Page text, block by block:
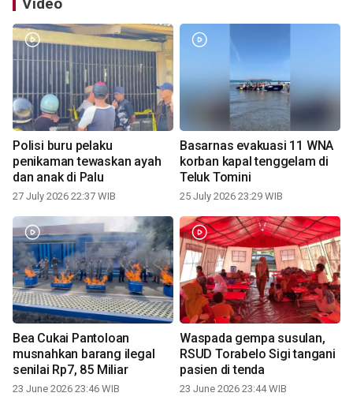
Video
Polisi buru pelaku
penikaman tewaskan ayah
dan anak di Palu
27 July 2026 22:37 WIB
Basarnas evakuasi 11 WNA
korban kapal tenggelam di
Teluk Tomini
25 July 2026 23:29 WIB
Bea Cukai Pantoloan
musnahkan barang ilegal
senilai Rp7, 85 Miliar
23 June 2026 23:46 WIB
Waspada gempa susulan,
RSUD Torabelo Sigi tangani
pasien di tenda
23 June 2026 23:44 WIB